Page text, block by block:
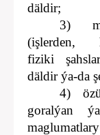
däldir;
3)
(işlerden,
fiziki
däldir ýa-da
4)
goralýan